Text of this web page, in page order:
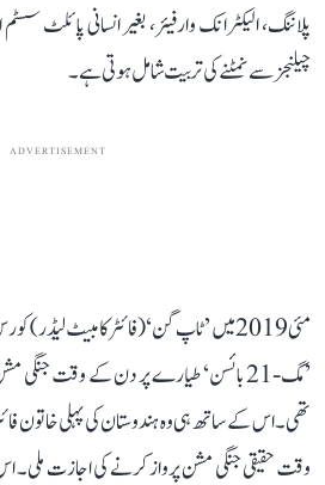
پلاننگ، الیکٹرانک وارفیئر، بغیر انسانی پائلٹ
چیلنجز سے نمٹنے کی تربیت شامل ہوتی ہے۔
ADVERTISEMENT
مئی 2019 میں ’ٹاپ گن‘ (فائٹر کامبیٹ
’مگ-21 بائسن‘ طیارے پر دن کے وقت
تھی۔ اس کے ساتھ ہی وہ ہندوستان کی پہلی خاتون
وقت حقیقی جنگی مشن پرواز کرنے کی اجازت